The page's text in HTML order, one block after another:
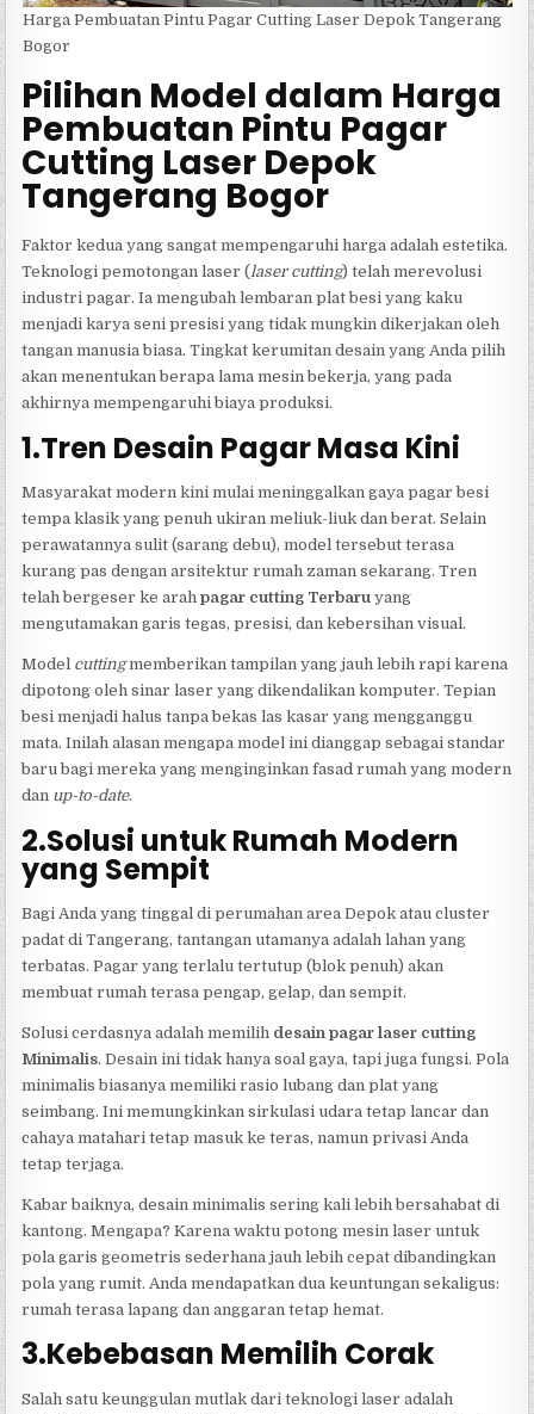
Harga Pembuatan Pintu Pagar Cutting Laser Depok Tangerang
Bogor
Pilihan Model dalam Harga
Pembuatan Pintu Pagar
Cutting Laser Depok
Tangerang Bogor
Faktor kedua yang sangat mempengaruhi harga adalah estetika.
Teknologi pemotongan laser (laser cutting) telah merevolusi
industri pagar. Ia mengubah lembaran plat besi yang kaku
menjadi karya seni presisi yang tidak mungkin dikerjakan oleh
tangan manusia biasa. Tingkat kerumitan desain yang Anda pilih
akan menentukan berapa lama mesin bekerja, yang pada
akhirnya mempengaruhi biaya produksi.
1.Tren Desain Pagar Masa Kini
Masyarakat modern kini mulai meninggalkan gaya pagar besi
tempa klasik yang penuh ukiran meliuk-liuk dan berat. Selain
perawatannya sulit (sarang debu), model tersebut terasa
kurang pas dengan arsitektur rumah zaman sekarang. Tren
telah bergeser ke arahpagar cutting Terbaru yang
mengutamakan garis tegas, presisi, dan kebersihan visual.
Model cuttingmemberikan tampilan yang jauh lebih rapi karena
dipotong oleh sinar laser yang dikendalikan komputer. Tepian
besi menjadi halus tanpa bekas las kasar yang mengganggu
mata. Inilah alasan mengapa model ini dianggap sebagai standar
baru bagi mereka yang menginginkan fasad rumah yang modern
dan up-to-date.
2.Solusi untuk Rumah Modern
yang Sempit
Bagi Anda yang tinggal di perumahan area Depok atau cluster
padat di Tangerang, tantangan utamanya adalah lahan yang
terbatas. Pagar yang terlalu tertutup (blok penuh) akan
membuat rumah terasa pengap, gelap, dan sempit.
Solusi cerdasnya adalah memilih desain pagar laser cutting
Minimalis. Desain ini tidak hanya soal gaya, tapi juga fungsi. Pola
minimalis biasanya memiliki rasio lubang dan plat yang
seimbang. Ini memungkinkan sirkulasi udara tetap lancar dan
cahaya matahari tetap masuk ke teras, namun privasi Anda
tetap terjaga.
Kabar baiknya, desain minimalis sering kali lebih bersahabat di
kantong. Mengapa? Karena waktu potong mesin laser untuk
pola garis geometris sederhana jauh lebih cepat dibandingkan
pola yang rumit. Anda mendapatkan dua keuntungan sekaligus:
rumah terasa lapang dan anggaran tetap hemat.
3.Kebebasan Memilih Corak
Salah satu keunggulan mutlak dari teknologi laser adalah